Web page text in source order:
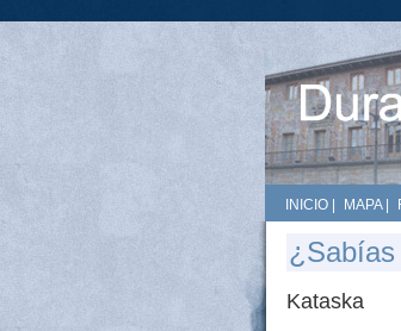
INICIO MAPA|
Kataska